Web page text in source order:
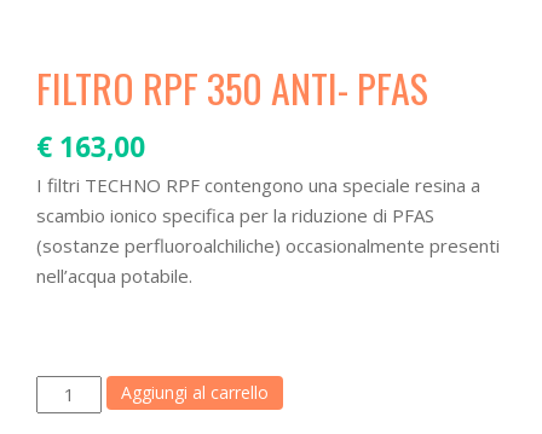
o
FILTRO RPF 350 ANTI- PFAS
€ 163,00
I filtri TECHNO RPF contengono una speciale resina a
scambio ionico specifica per la riduzione di PFAS
(sostanze perfluoroalchiliche) occasionalmente presenti
nell’acqua potabile.
FILTRO
RPF
Aggiungi al carrello